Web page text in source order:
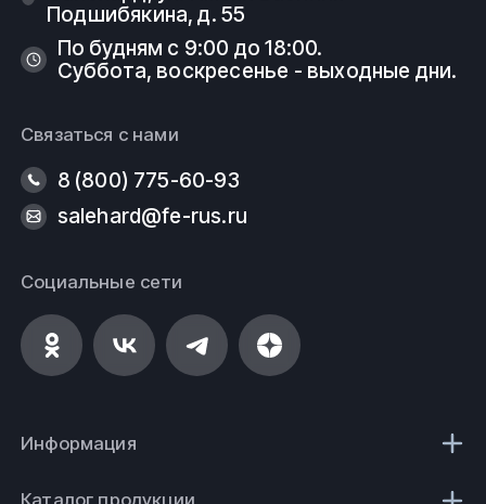
Подшибякина, д. 55
По будням с 9:00 до 18:00.
Суббота, воскресенье - выходные дни.
Связаться с нами
8 (800) 775-60-93
salehard@fe-rus.ru
Социальные сети
Информация